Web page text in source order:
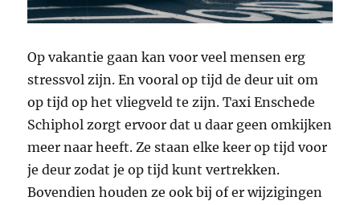
Op vakantie gaan kan voor veel mensen erg
stressvol zijn. En vooral op tijd de deur uit om
op tijd op het vliegveld te zijn. Taxi Enschede
Schiphol zorgt ervoor dat u daar geen omkijken
meer naar heeft. Ze staan ​​elke keer op tijd voor
je deur zodat je op tijd kunt vertrekken.
Bovendien houden ze ook bij of er wijzigingen